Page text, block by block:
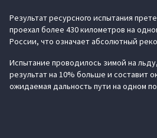
Результат ресурсного испытания
проехал более 430 километров на
России, что означает абсолютный
Испытание проводилось зимой на
результат на 10% больше и составит
ожидаемая дальность пути на одном